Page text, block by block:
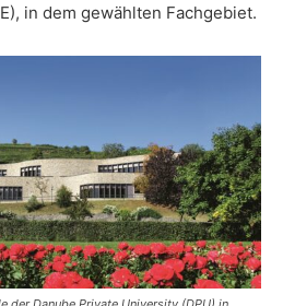
in dem gewählten Fachgebiet.